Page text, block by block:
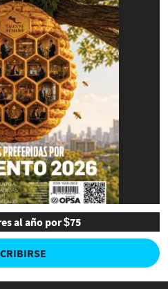
al año por $75